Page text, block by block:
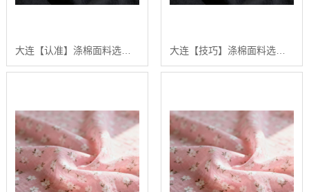
大连【认准】涤棉面料选购指南：2024年【高性价比】涤棉面料供应商排行【是什么?】 大连【技巧】涤棉面料选购指南：2024年五大高品质涤棉面料推荐【深度解析】【很重要?】